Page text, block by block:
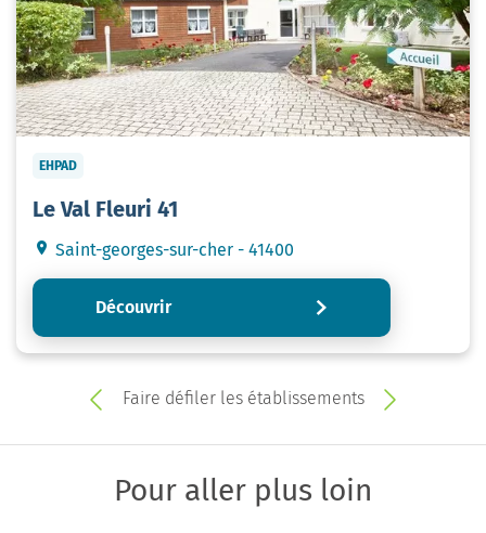
EHPAD
Le Val Fleuri 41
Saint-georges-sur-cher - 41400
Découvrir
Faire défiler les établissements
Pour aller plus loin